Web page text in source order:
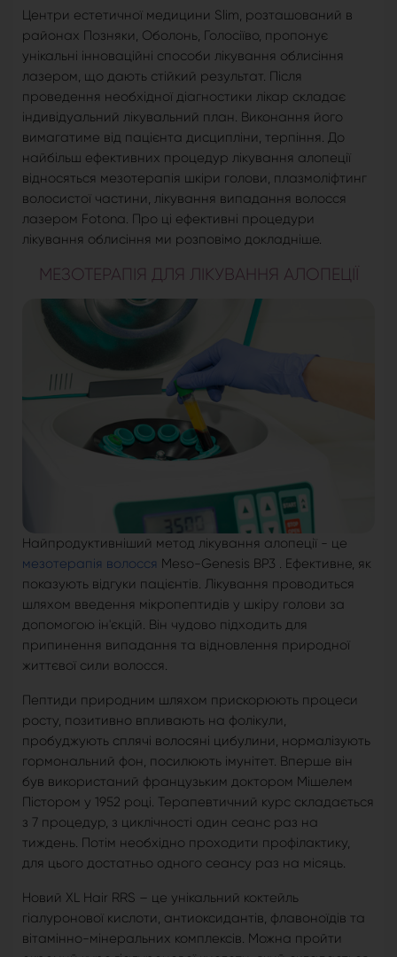
Центри естетичної медицини Slim, розташований в
районах Позняки, Оболонь, Голосіїво, пропонує
унікальні інноваційні способи лікування облисіння
лазером, що дають стійкий результат. Після
проведення необхідної діагностики лікар складає
індивідуальний лікувальний план. Виконання його
вимагатиме від пацієнта дисципліни, терпіння. До
найбільш ефективних процедур лікування алопеції
відносяться мезотерапія шкіри голови, плазмоліфтинг
волосистої частини, лікування випадання волосся
лазером Fotona. Про ці ефективні процедури
лікування облисіння ми розповімо докладніше.
МЕЗОТЕРАПІЯ ДЛЯ ЛІКУВАННЯ АЛОПЕЦІЇ
Найпродуктивніший метод лікування алопеції - це
мезотерапія волосся Meso-Genesis BP3 . Ефективне, як
показують відгуки пацієнтів. Лікування проводиться
шляхом введення мікропептидів у шкіру голови за
допомогою ін'єкцій. Він чудово підходить для
припинення випадання та відновлення природної
життєвої сили волосся.
Пептиди природним шляхом прискорюють процеси
росту, позитивно впливають на фолікули,
пробуджують сплячі волосяні цибулини, нормалізують
гормональний фон, посилюють імунітет. Вперше він
був використаний французьким доктором Мішелем
Пістором у 1952 році. Терапевтичний курс складається
з 7 процедур, з циклічності один сеанс раз на
тиждень. Потім необхідно проходити профілактику,
для цього достатньо одного сеансу раз на місяць.
Новий XL Hair RRS – це унікальний коктейль
гіалуронової кислоти, антиоксидантів, флавоноїдів та
вітамінно-мінеральних комплексів. Можна пройти